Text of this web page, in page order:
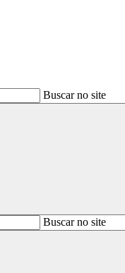
Buscar no site
BuscarBuscar no site